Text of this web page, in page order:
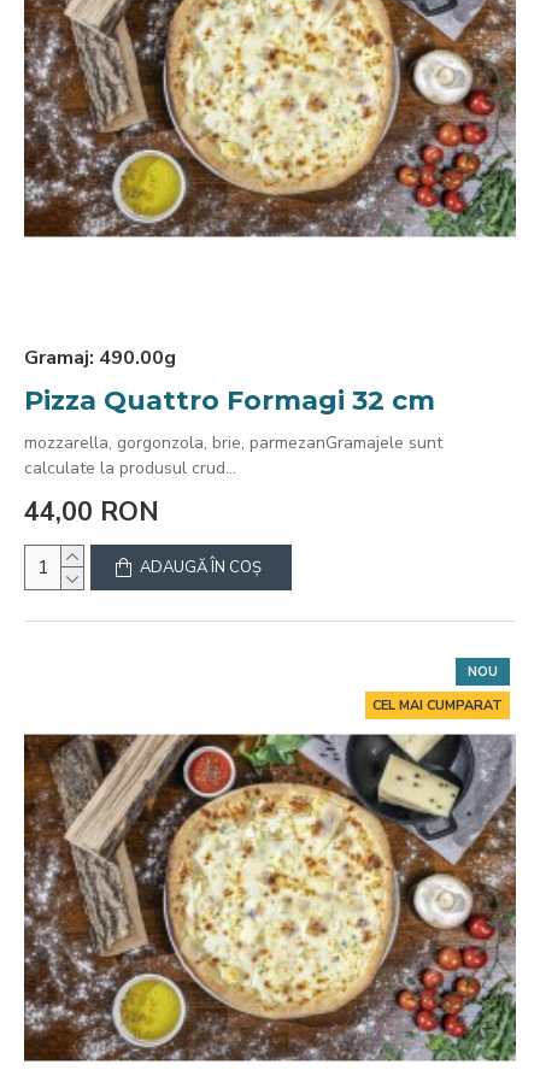
Gramaj: 490.00g
Pizza Quattro Formagi 32 cm
mozzarella, gorgonzola, brie, parmezanGramajele sunt
calculate la produsul crud...
44,00 RON
ADAUGĂ ÎN COŞ
NOU
CEL MAI CUMPARAT